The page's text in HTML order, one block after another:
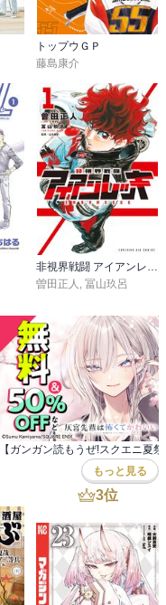
トップウＧＰ
藤島康介
非視界戦闘 アイアンレッキ
曽田正人 , 冨山玖呂
もっと見る
3位